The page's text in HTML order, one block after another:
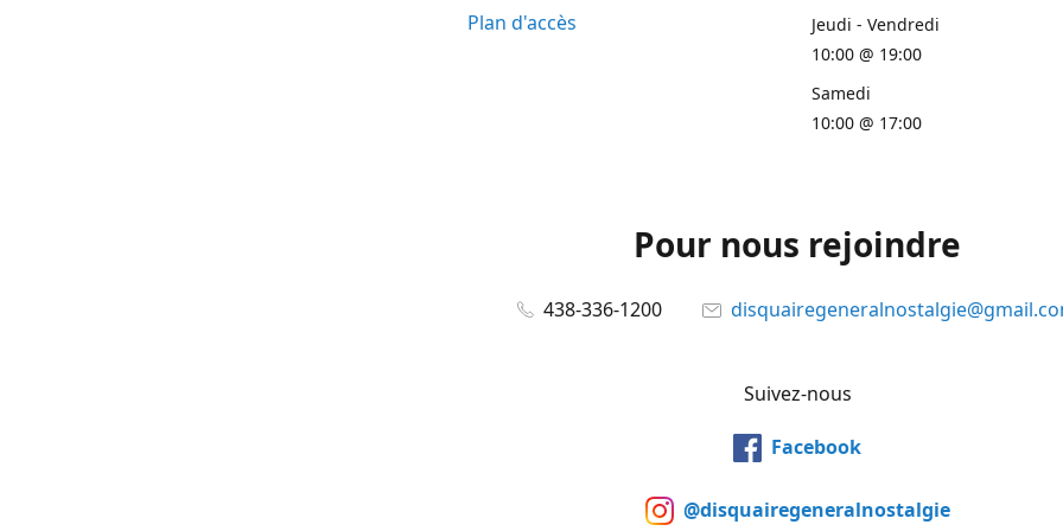
Plan d'accès
Jeudi - Vendredi
10:00 @ 19:00
Samedi
10:00 @ 17:00
Pour nous rejoindre
438-336-1200
Suivez-nous
Facebook
@disquairegeneralnostalgie